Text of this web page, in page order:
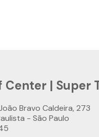
Center | Super
Bravo Caldeira, 273
- São Paulo